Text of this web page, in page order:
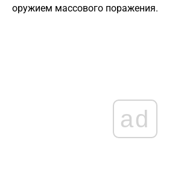
оружием массового поражения.
ad